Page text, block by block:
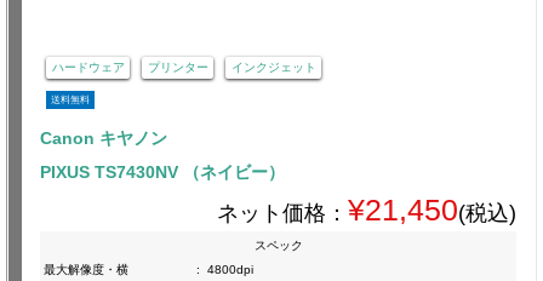
ハードウェア プリンター インクジェット
送料無料
Canon キヤノン
PIXUS TS7430NV （ネイビー）
ネット価格： ¥21,450(税込)
スペック
最大解像度・横
:
4800dpi